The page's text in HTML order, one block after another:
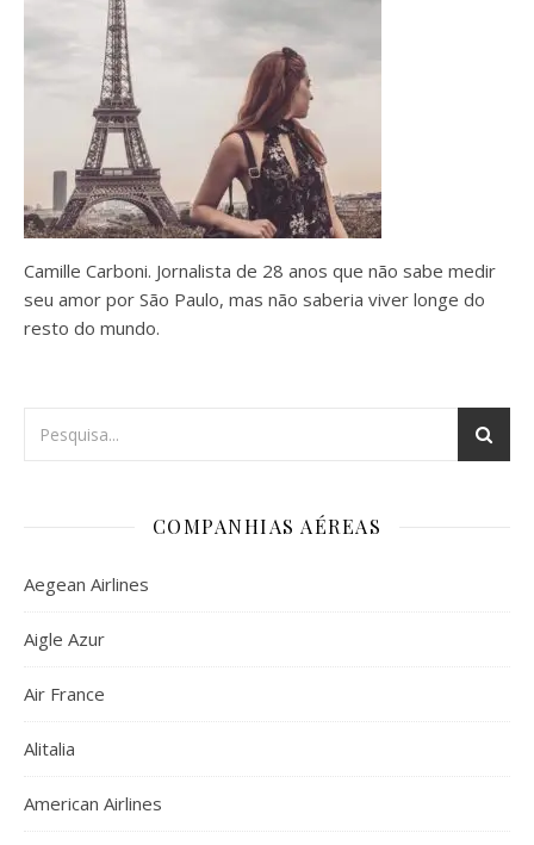
Camille Carboni. Jornalista de 28 anos que não sabe medir
seu amor por São Paulo, mas não saberia viver longe do
resto do mundo.
COMPANHIAS AÉREAS
Aegean Airlines
Aigle Azur
Air France
Alitalia
American Airlines